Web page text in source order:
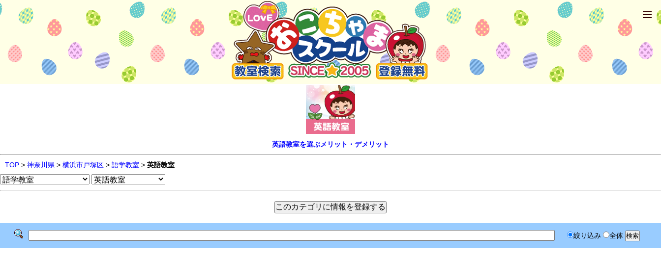
英語教室を選ぶメリット・デメリット
TOP > 神奈川県 > 横浜市戸塚区 > 語学教室 > 英語教室
絞り込み 全体